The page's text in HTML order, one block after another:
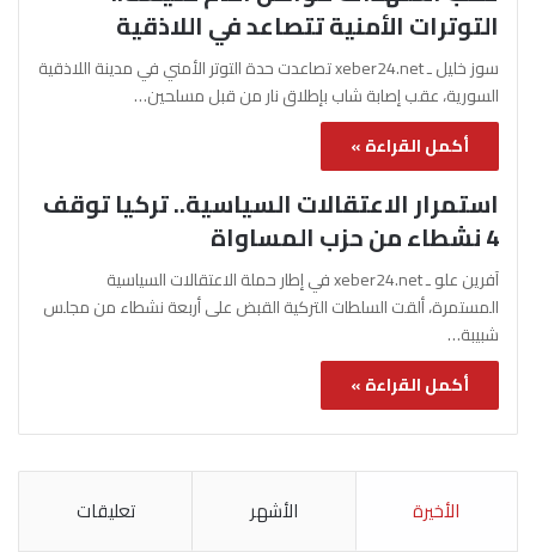
التوترات الأمنية تتصاعد في اللاذقية
سوز خليل ـ xeber24.net تصاعدت حدة التوتر الأمني في مدينة اللاذقية
السورية، عقب إصابة شاب بإطلاق نار من قبل مسلحين…
أكمل القراءة »
استمرار الاعتقالات السياسية.. تركيا توقف
4 نشطاء من حزب المساواة
آفرين علو ـ xeber24.net في إطار حملة الاعتقالات السياسية
المستمرة، ألقت السلطات التركية القبض على أربعة نشطاء من مجلس
شبيبة…
أكمل القراءة »
الأخيرة الأشهر تعليقات